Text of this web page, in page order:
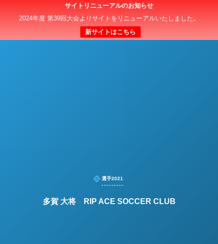
サイトリニューアルのお知らせ
2024年度 第39回大会よりサイトをリニューアルいたしました。
新サイトはこちら
日本クラブユースサッカー選手権（U-15）大会
選手2021
多賀 大将 RIP ACE SOCCER CLUB